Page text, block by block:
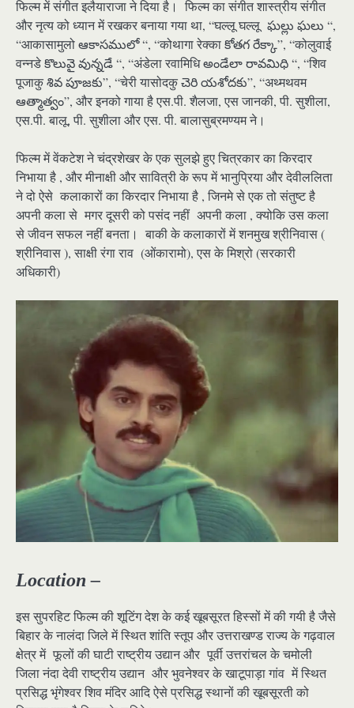
फिल्म में संगीत इलैयाराजा ने दिया है। फिल्म का संगीत शास्त्रीय संगीत
और नृत्य को ध्यान में रखकर बनाया गया था, “घल्लू घल्लू ఘల్లు ఘలు “,
“आकासामुलो ఆకాసములో “, “कोथागा रेक्का కోతగ రేక్కా”, “कोलुवाई
वन्नडे కొలువై వున్నడే “, “अंडेला रवामिधि అండేలా రావమిధి “, “शिव
पूजाकु శివ పూజకు”, “चेरी यासोदकु చెరి యశోదకు”, “अथ्मथवम
ఆత్మాత్వం”, और इनको गाया है एस.पी. शैलजा, एस जानकी, पी. सुशीला,
एस.पी. बालू, पी. सुशीला और एस. पी. बालासुब्रमण्यम ने।
फिल्म में वेंकटेश ने चंद्रशेखर के एक सुलझे हुए चित्रकार का किरदार
निभाया है , और मीनाक्षी और सावित्री के रूप में भानुप्रिया और देवीललिता
ने दो ऐसे कलाकारों का किरदार निभाया है , जिनमे से एक तो संतुष्ट है
अपनी कला से मगर दूसरी को पसंद नहीं अपनी कला , क्योकि उस कला
से जीवन सफल नहीं बनता। बाकी के कलाकारों में शनमुख श्रीनिवास (
श्रीनिवास ), साक्षी रंगा राव (ओंकारामो), एस के मिश्रो (सरकारी
अधिकारी)
Location –
इस सुपरहिट फिल्म की शूटिंग देश के कई खूबसूरत हिस्सों में की गयी है जैसे
बिहार के नालंदा जिले में स्थित शांति स्तूप और उत्तराखण्ड राज्य के गढ़वाल
क्षेत्र में फूलों की घाटी राष्ट्रीय उद्यान और पूर्वी उत्तरांचल के चमोली
जिला नंदा देवी राष्ट्रीय उद्यान और भुवनेश्वर के खाटूपाड़ा गांव में स्थित
प्रसिद्ध भृंगेश्वर शिव मंदिर आदि ऐसे प्रसिद्ध स्थानों की खूबसूरती को